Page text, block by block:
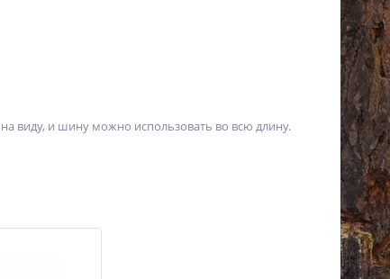
виду, и шину можно использовать во всю длину.